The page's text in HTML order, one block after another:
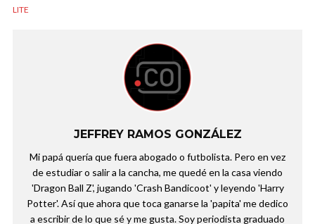
LITE
JEFFREY RAMOS GONZÁLEZ
Mi papá quería que fuera abogado o futbolista. Pero en vez
de estudiar o salir a la cancha, me quedé en la casa viendo
'Dragon Ball Z', jugando 'Crash Bandicoot' y leyendo 'Harry
Potter'. Así que ahora que toca ganarse la 'papita' me dedico
a escribir de lo que sé y me gusta. Soy periodista graduado